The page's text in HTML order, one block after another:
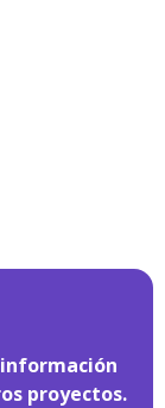
proyectos.